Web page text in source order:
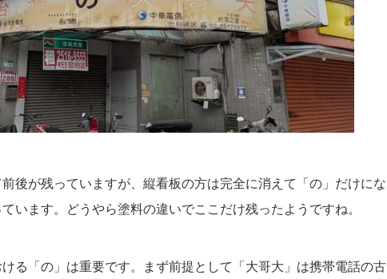
後が残っていますが、縦看板の方は完全に消えて「の」だけにな
います。どうやら塗料の違いでここだけ残ったようですね。
る「の」は重要です。まず前提として「大哥大」は携帯電話の古